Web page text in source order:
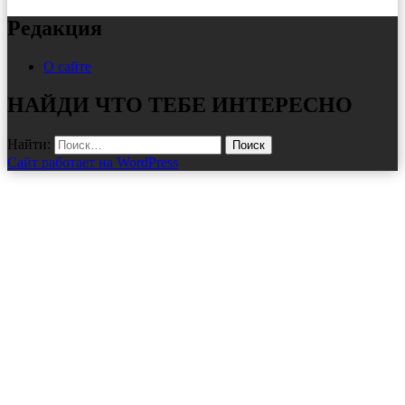
Редакция
О сайте
НАЙДИ ЧТО ТЕБЕ ИНТЕРЕСНО
Найти:
Сайт работает на WordPress